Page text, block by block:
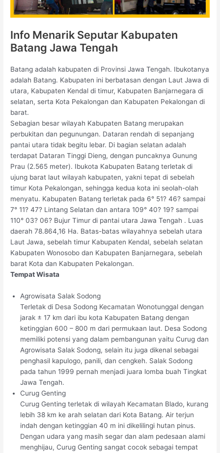
Info Menarik Seputar Kabupaten
Batang Jawa Tengah
Batang adalah kabupaten di Provinsi Jawa Tengah. Ibukotanya
adalah Batang. Kabupaten ini berbatasan dengan Laut Jawa di
utara, Kabupaten Kendal di timur, Kabupaten Banjarnegara di
selatan, serta Kota Pekalongan dan Kabupaten Pekalongan di
barat.
Sebagian besar wilayah Kabupaten Batang merupakan
perbukitan dan pegunungan. Dataran rendah di sepanjang
pantai utara tidak begitu lebar. Di bagian selatan adalah
terdapat Dataran Tinggi Dieng, dengan puncaknya Gunung
Prau (2.565 meter). Ibukota Kabupaten Batang terletak di
ujung barat laut wilayah kabupaten, yakni tepat di sebelah
timur Kota Pekalongan, sehingga kedua kota ini seolah-olah
menyatu. Kabupaten Batang terletak pada 6° 51? 46? sampai
7° 11? 47? Lintang Selatan dan antara 109° 40? 19? sampai
110° 03? 06? Bujur Timur di pantai utara Jawa Tengah . Luas
daerah 78.864,16 Ha. Batas-batas wilayahnya sebelah utara
Laut Jawa, sebelah timur Kabupaten Kendal, sebelah selatan
Kabupaten Wonosobo dan Kabupaten Banjarnegara, sebelah
barat Kota dan Kabupaten Pekalongan.
Tempat Wisata
Agrowisata Salak Sodong
Terletak di Desa Sodong Kecamatan Wonotunggal dengan
jarak ± 17 km dari ibu kota Kabupaten Batang dengan
ketinggian 600 – 800 m dari permukaan laut. Desa Sodong
memiliki potensi yang dalam pembangunan yaitu Curug dan
Agrowisata Salak Sodong, selain itu juga dikenal sebagai
penghasil kapulogo, panili, dan cengkeh. Salak Sodong
pada tahun 1999 pernah menjadi juara lomba buah Tingkat
Jawa Tengah.
Curug Genting
Curug Genting terletak di wilayah Kecamatan Blado, kurang
lebih 38 km ke arah selatan dari Kota Batang. Air terjun
indah dengan ketinggian 40 m ini dikelilingi hutan pinus.
Dengan udara yang masih segar dan alam pedesaan alami
menghijau, Curug Genting sangat cocok sebagai tempat